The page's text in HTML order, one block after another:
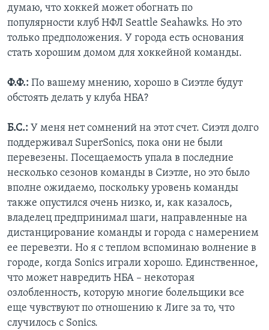
думаю, что хоккей может обогнать по
популярности клуб НФЛ Seattle Seahawks. Но это
только предположения. У города есть основания
стать хорошим домом для хоккейной команды.
Ф.Ф.: По вашему мнению, хорошо в Сиэтле будут
обстоять делать у клуба НБА?
Б.С.: У меня нет сомнений на этот счет. Сиэтл долго
поддерживал SuperSonics, пока они не были
перевезены. Посещаемость упала в последние
несколько сезонов команды в Сиэтле, но это было
вполне ожидаемо, поскольку уровень команды
также опустился очень низко, и, как казалось,
владелец предпринимал шаги, направленные на
дистанцирование команды и города с намерением
ее перевезти. Но я с теплом вспоминаю волнение в
городе, когда Sonics играли хорошо. Единственное,
что может навредить НБА – некоторая
озлобленность, которую многие болельщики все
еще чувствуют по отношению к Лиге за то, что
случилось с Sonics.